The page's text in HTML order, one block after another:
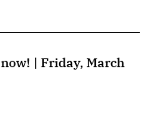
| Friday, March